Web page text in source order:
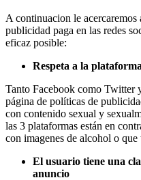
A continuacion le acercaremos
publicidad paga en las redes
eficaz posible:
Respeta a la
Tanto Facebook como Twitter
página de políticas de
con contenido sexual y
las 3 plataformas están en
con imagenes de alcohol o que
El usuario tiene una
anuncio